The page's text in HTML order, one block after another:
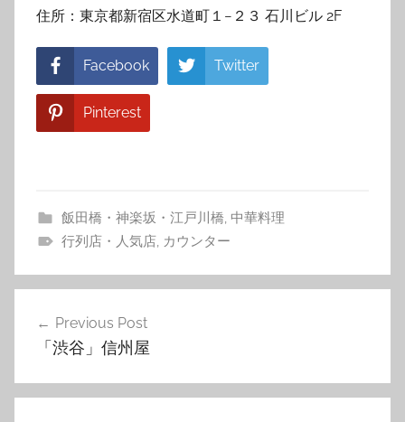
住所：東京都新宿区水道町１−２３ 石川ビル 2F
Facebook Twitter
Pinterest
飯田橋・神楽坂・江戸川橋 中華料理
行列店・人気店, カウンター
ビ
Previous Post
「渋谷」信州屋